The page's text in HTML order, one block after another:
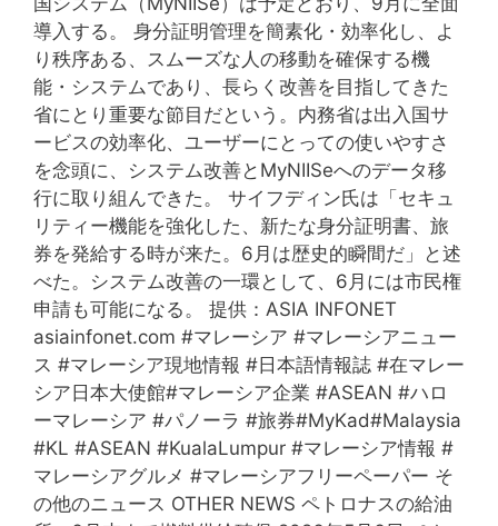
対
象
に
し
た
「
イ
ン
フ
ォ
メ
ー
シ
ョ
ン
デ
ー
（
導入する。 身分証明管理を簡素化・効率化し、よ
り秩序ある、スムーズな人の移動を確保する機
能・システムであり、長らく改善を目指してきた
省にとり重要な節目だという。内務省は出入国サ
ービスの効率化、ユーザーにとっての使いやすさ
を念頭に、システム改善とMyNIISeへのデータ移
行に取り組んできた。 サイフディン氏は「セキュ
リティー機能を強化した、新たな身分証明書、旅
券を発給する時が来た。6月は歴史的瞬間だ」と述
べた。システム改善の一環として、6月には市民権
申請も可能になる。 提供：ASIA INFONET
asiainfonet.com #マレーシア #マレーシアニュー
ス #マレーシア現地情報 #日本語情報誌 #在マレー
シア日本大使館#マレーシア企業 #ASEAN #ハロ
ーマレーシア #パノーラ #旅券#MyKad#Malaysia
#KL #ASEAN #KualaLumpur #マレーシア情報 #
マレーシアグルメ #マレーシアフリーペーパー そ
の他のニュース OTHER NEWS ペトロナスの給油